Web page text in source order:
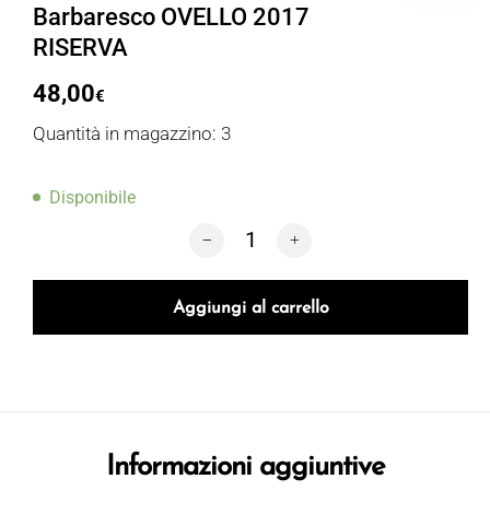
Barbaresco OVELLO 2017
RISERVA
48,00€
Quantità in magazzino: 3
Disponibile
Produttori del Barbaresco Barbaresco
Aggiungi al carrello
Informazioni aggiuntive